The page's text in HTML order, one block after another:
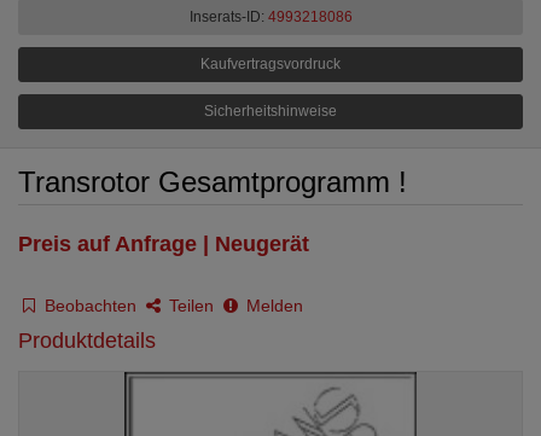
Inserats-ID: 4993218086
Kaufvertragsvordruck
Sicherheitshinweise
Transrotor Gesamtprogramm !
Preis auf Anfrage | Neugerät
Beobachten Teilen Melden
Produktdetails